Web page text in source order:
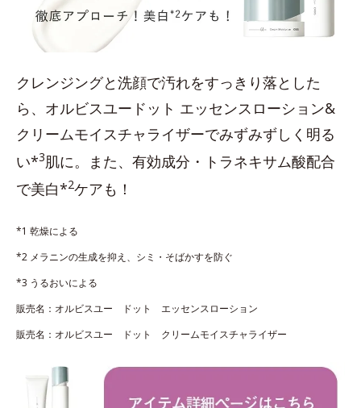
クレンジングと洗顔で汚れをすっきり落とした
ら、オルビスユードット エッセンスローション&
クリームモイスチャライザーでみずみずしく明る
い*3肌に。また、有効成分・トラネキサム酸配合
で美白*2ケアも！
*1 乾燥による
*2 メラニンの生成を抑え、シミ・そばかすを防ぐ
*3 うるおいによる
販売名：オルビスユー ドット エッセンスローション
販売名：オルビスユー ドット クリームモイスチャライザー